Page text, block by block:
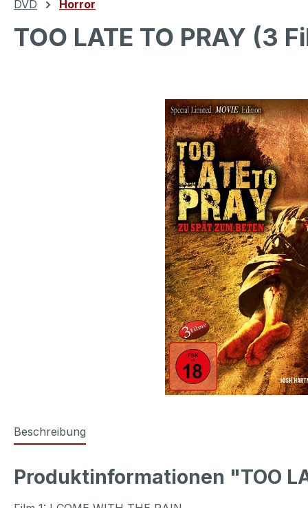
DVD Horror
TOO LATE TO PRAY (3
Beschreibung
Produktinformationen "TOO